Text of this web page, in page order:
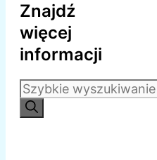
Znajdź
więcej
informacji
Szukaj: